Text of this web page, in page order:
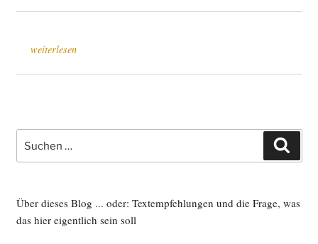
„„Das
nis
der
ni­
schen
weiterlesen
nach:
Über dieses Blog ... oder: Textempfehlungen und die Frage, was
das hier eigentlich sein soll